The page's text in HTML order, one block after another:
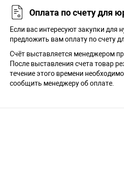
Оплата по счету для
Если вас интересуют закупки
предложить вам оплату по счету
Счёт выставляется менеджером
После выставления счета товар
течение этого времени
сообщить менеджеру об оплате.